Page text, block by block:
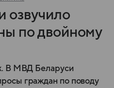
по двойному
В МВД Беларуси
граждан по поводу